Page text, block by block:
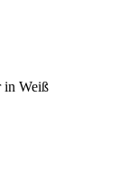
in Weiß